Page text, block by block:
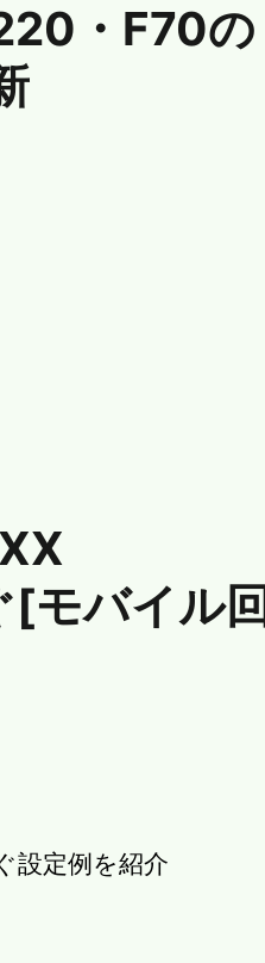
・F70の
モバイル回
設定例を紹介